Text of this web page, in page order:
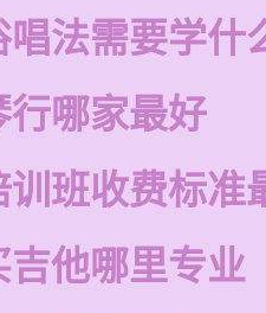
唱法需要学什
行哪家最好
训班收费标准
吉他哪里专业